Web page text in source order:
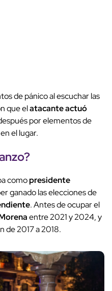
de pánico al escuchar las
que elatacante actuó
por elementos de
el lugar.
?
comopresidente
ganado las elecciones de
. Antes de ocupar el
entre 2021 y 2024, y
de 2017 a 2018.